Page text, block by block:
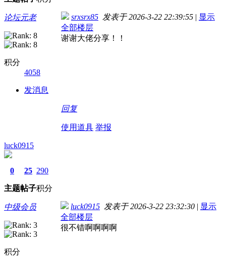
论坛元老
积分
4058
发消息
srxsrx85 发表于 2026-3-22 22:39:55 | 显示
全部楼层
谢谢大佬分享！！
回复
使用道具 举报
luck0915
0
主题
25
帖子
290
积分
中级会员
积分
luck0915 发表于 2026-3-22 23:32:30 | 显示
全部楼层
很不错啊啊啊啊